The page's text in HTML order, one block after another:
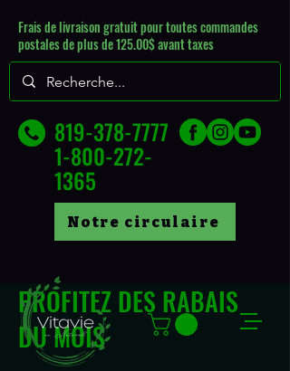
Frais de livraison gratuit pour toutes commandes
postales de plus de 125.00$ avant taxes
819-378-7777
1-800-272-
1365
Notre circulaire
PROFITEZ DES RABAIS
DU MOIS